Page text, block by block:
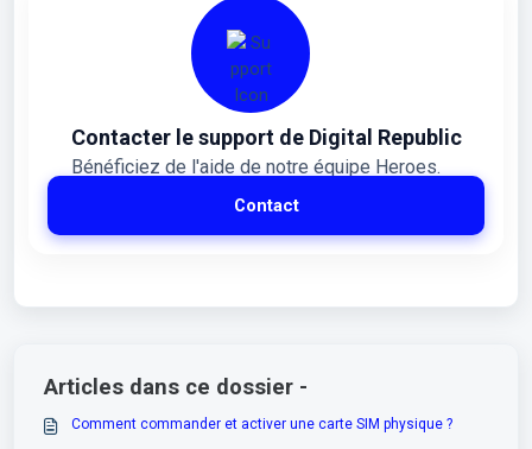
Contacter le support de Digital Republic
Bénéficiez de l'aide de notre équipe Heroes.
Contact
Articles dans ce dossier -
Comment commander et activer une carte SIM physique ?